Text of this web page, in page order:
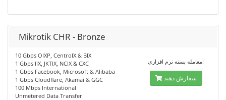
Mikrotik CHR - Bronze
10 Gbps OIXP, CentroIX & BIX
1 Gbps IIX, JKTIX, NCIX & CXC
1 Gbps Facebook, Microsoft & Alibaba
1 Gbps Cloudflare, Akamai & GGC
100 Mbps International
Unmetered Data Transfer
معامله بسته نرم افزاری!
سفارش دهید